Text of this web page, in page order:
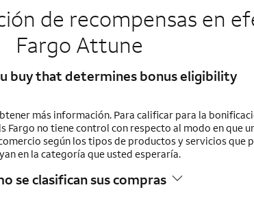
de recompensas en
Fargo Attune
buy that determines bonus eligibility
más información. Para calificar para la
no tiene control con respecto al modo en que
según los tipos de productos y servicios que
en la categoría que usted esperaría.
se clasifican sus compras